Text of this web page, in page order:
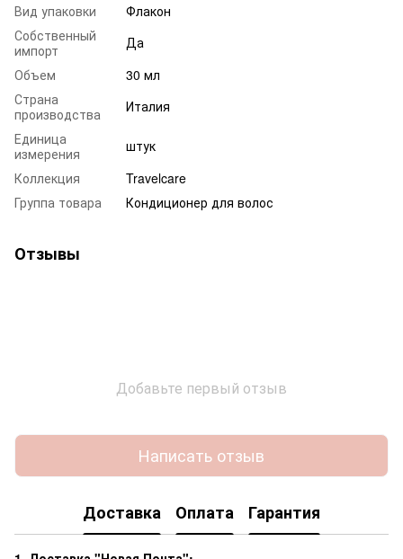
Вид упаковки
Флакон
Собственный
импорт
Да
Объем
30 мл
Страна
производства
Италия
Единица
измерения
штук
Коллекция
Travelcare
Группа товара
Кондиционер для волос
Отзывы
Добавьте первый отзыв
Написать отзыв
Доставка Оплата Гарантия